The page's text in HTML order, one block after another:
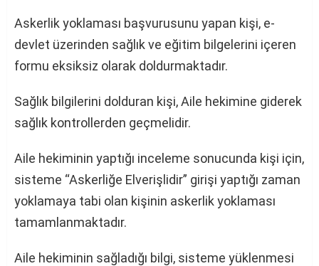
Askerlik yoklaması başvurusunu yapan kişi, e-
devlet üzerinden sağlık ve eğitim bilgelerini içeren
formu eksiksiz olarak doldurmaktadır.
Sağlık bilgilerini dolduran kişi, Aile hekimine giderek
sağlık kontrollerden geçmelidir.
Aile hekiminin yaptığı inceleme sonucunda kişi için,
sisteme “Askerliğe Elverişlidir” girişi yaptığı zaman
yoklamaya tabi olan kişinin askerlik yoklaması
tamamlanmaktadır.
Aile hekiminin sağladığı bilgi, sisteme yüklenmesi